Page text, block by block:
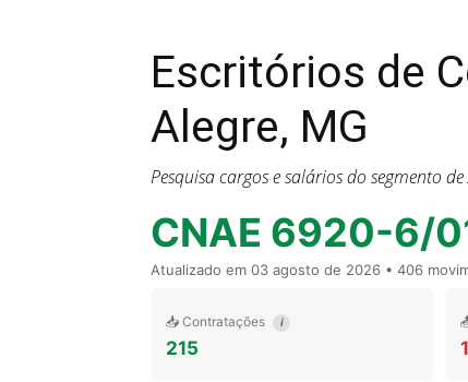
Escritórios de
Alegre, MG
Pesquisa cargos e salários do segmento de
CNAE 6920-6/
Atualizado em 03 agosto de 2026 • 406
📥 Contratações i
215